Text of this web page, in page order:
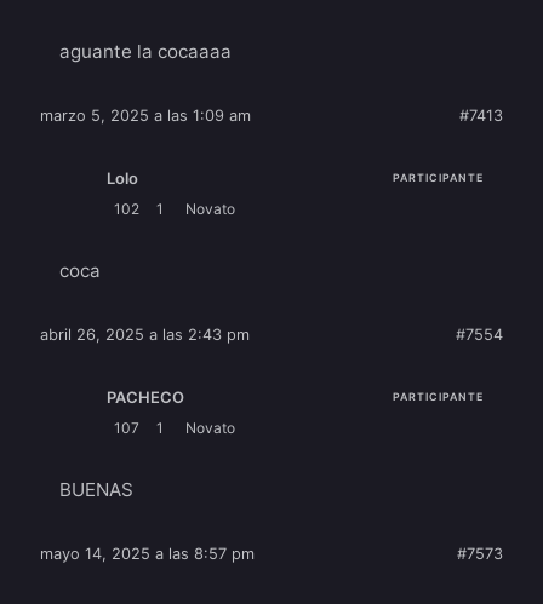
aguante la cocaaaa
marzo 5, 2025 a las 1:09 am #7413
Lolo PARTICIPANTE
102 1 Novato
coca
abril 26, 2025 a las 2:43 pm #7554
PACHECO PARTICIPANTE
107 1 Novato
BUENAS
mayo 14, 2025 a las 8:57 pm #7573